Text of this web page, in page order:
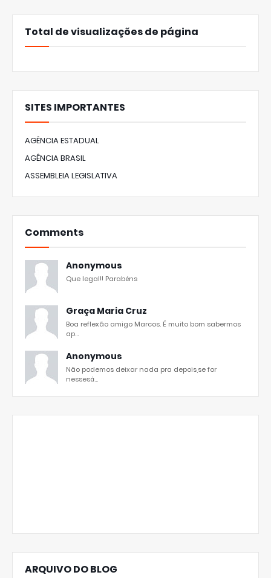
Total de visualizações de página
SITES IMPORTANTES
AGÊNCIA ESTADUAL
AGÊNCIA BRASIL
ASSEMBLEIA LEGISLATIVA
Comments
Anonymous
Que legal!! Parabéns
Graça Maria Cruz
Boa reflexão amigo Marcos. É muito bom sabermos
ap...
Anonymous
Não podemos deixar nada pra depois,se for
nessesá...
ARQUIVO DO BLOG